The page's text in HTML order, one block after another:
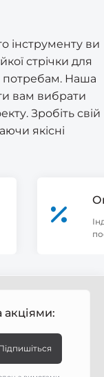
інструменту ви
стрічки для
потребам. Наша
вам вибрати
Зробіть свій
якісні
акціями: